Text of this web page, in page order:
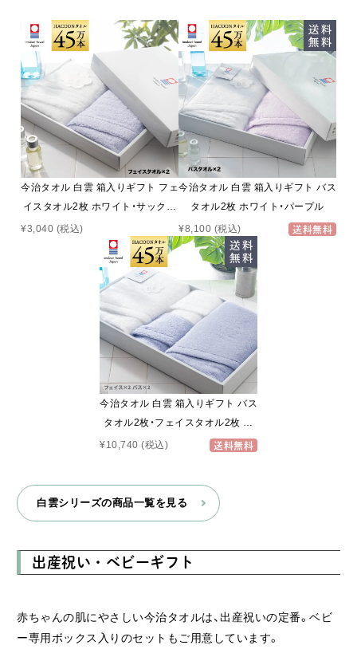
今治タオル 白雲 箱入りギフト フェ
イスタオル2枚 ホワイト・サックス
¥3,040 (税込)
今治タオル 白雲 箱入りギフト バス
タオル2枚 ホワイト・パープル
¥8,100 (税込) 送料無料
今治タオル 白雲 箱入りギフト バス
タオル2枚・フェイスタオル2枚 ホ
ワイト・サックスブルー
¥10,740 (税込) 送料無料
白雲シリーズの商品一覧を見る
出産祝い・ベビーギフト
赤ちゃんの肌にやさしい今治タオルは、出産祝いの定番。ベビ
ー専用ボックス入りのセットもご用意しています。